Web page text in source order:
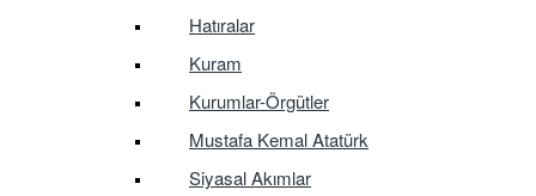
Hatıralar
Kuram
Kurumlar-Örgütler
Mustafa Kemal Atatürk
Siyasal Akımlar